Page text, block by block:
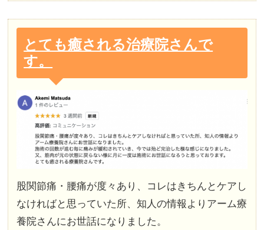
とても癒される治療院さんで
す。
股関節痛・腰痛が度々あり、コレはきちんとケアし
なければと思っていた所、知人の情報よりアーム療
養院さんにお世話になりました。